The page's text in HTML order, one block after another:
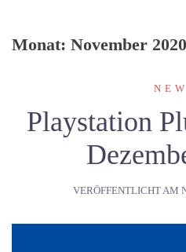
Monat: November 2020
Playstation
VERÖFFENTLICHT AM